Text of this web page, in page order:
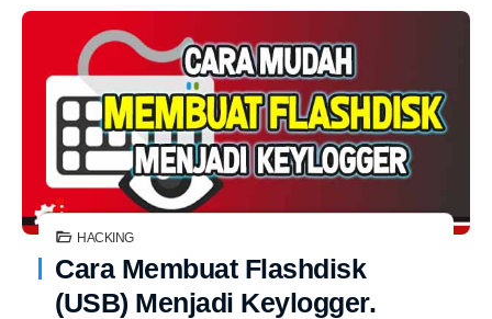
Cara Membuat Flashdisk
(USB) Menjadi Keylogger.
HACKING